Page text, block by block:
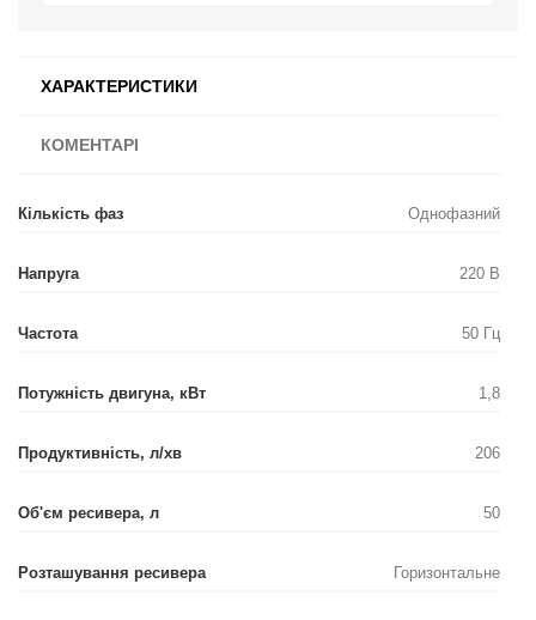
ХАРАКТЕРИСТИКИ
КОМЕНТАРІ
Кількість фаз Однофазний
Напруга 220 В
Частота 50 Гц
Потужність двигуна, кВт 1,8
Продуктивність, л/хв 206
Об'єм ресивера, л 50
Розташування ресивера Горизонтальне